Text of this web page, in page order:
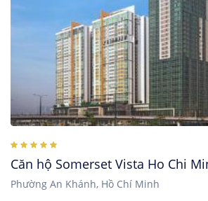
Căn hộ Somerset Vista Ho Chi
Phường An Khánh, Hồ Chí Minh